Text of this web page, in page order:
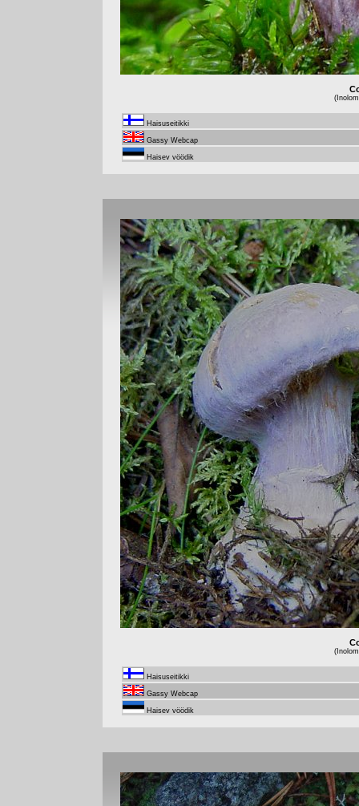
Haisuseitikki
Gassy Webcap
Haisev vöödik
Haisuseitikki
Gassy Webcap
Haisev vöödik